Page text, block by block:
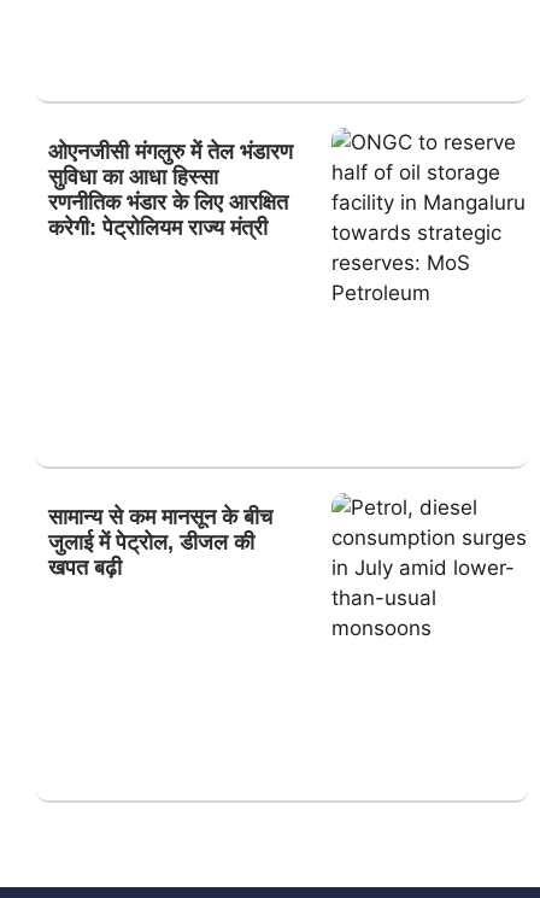
ओएनजीसी मंगलुरु में तेल भंडारण
सुविधा का आधा हिस्सा
रणनीतिक भंडार के लिए आरक्षित
करेगी: पेट्रोलियम राज्य मंत्री
सामान्य से कम मानसून के बीच
जुलाई में पेट्रोल, डीजल की
खपत बढ़ी